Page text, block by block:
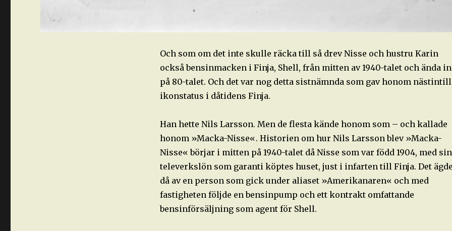
Och som om det inte skulle räcka till så drev Nisse och hustru Karin
också bensinmacken i Finja, Shell, från mitten av 1940-talet och ända in
på 80-talet. Och det var nog detta sistnämnda som gav honom nästintill
ikonstatus i dåtidens Finja.
Han hette Nils Larsson. Men de flesta kände honom som – och kallade
honom »Macka-Nisse«. Historien om hur Nils Larsson blev »Macka-
Nisse« börjar i mitten på 1940-talet då Nisse som var född 1904, med sin
televerkslön som garanti köptes huset, just i infarten till Finja. Det
då av en person som gick under aliaset »Amerikanaren« och med
fastigheten följde en bensinpump och ett kontrakt omfattande
bensinförsäljning som agent för Shell.